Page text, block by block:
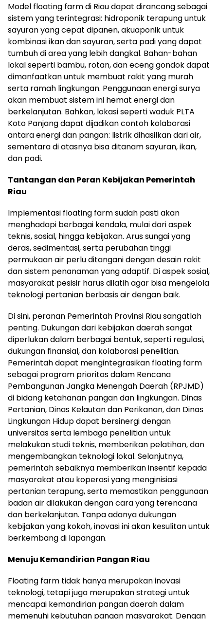
Model floating farm di Riau dapat dirancang sebagai
sistem yang terintegrasi: hidroponik terapung untuk
sayuran yang cepat dipanen, akuaponik untuk
kombinasi ikan dan sayuran, serta padi yang dapat
tumbuh di area yang lebih dangkal. Bahan-bahan
lokal seperti bambu, rotan, dan eceng gondok dapat
dimanfaatkan untuk membuat rakit yang murah
serta ramah lingkungan. Penggunaan energi surya
akan membuat sistem ini hemat energi dan
berkelanjutan. Bahkan, lokasi seperti waduk PLTA
Koto Panjang dapat dijadikan contoh kolaborasi
antara energi dan pangan: listrik dihasilkan dari air,
sementara di atasnya bisa ditanam sayuran, ikan,
dan padi.
Tantangan dan Peran Kebijakan Pemerintah
Riau
Implementasi floating farm sudah pasti akan
menghadapi berbagai kendala, mulai dari aspek
teknis, sosial, hingga kebijakan. Arus sungai yang
deras, sedimentasi, serta perubahan tinggi
permukaan air perlu ditangani dengan desain rakit
dan sistem penanaman yang adaptif. Di aspek sosial,
masyarakat pesisir harus dilatih agar bisa mengelola
teknologi pertanian berbasis air dengan baik.
Di sini, peranan Pemerintah Provinsi Riau sangatlah
penting. Dukungan dari kebijakan daerah sangat
diperlukan dalam berbagai bentuk, seperti regulasi,
dukungan finansial, dan kolaborasi penelitian.
Pemerintah dapat mengintegrasikan floating farm
sebagai program prioritas dalam Rencana
Pembangunan Jangka Menengah Daerah (RPJMD)
di bidang ketahanan pangan dan lingkungan. Dinas
Pertanian, Dinas Kelautan dan Perikanan, dan Dinas
Lingkungan Hidup dapat bersinergi dengan
universitas serta lembaga penelitian untuk
melakukan studi teknis, memberikan pelatihan, dan
mengembangkan teknologi lokal. Selanjutnya,
pemerintah sebaiknya memberikan insentif kepada
masyarakat atau koperasi yang menginisiasi
pertanian terapung, serta memastikan penggunaan
badan air dilakukan dengan cara yang terencana
dan berkelanjutan. Tanpa adanya dukungan
kebijakan yang kokoh, inovasi ini akan kesulitan untuk
berkembang di lapangan.
Menuju Kemandirian Pangan Riau
Floating farm tidak hanya merupakan inovasi
teknologi, tetapi juga merupakan strategi untuk
mencapai kemandirian pangan daerah dalam
memenuhi kebutuhan pangan masyarakat. Dengan